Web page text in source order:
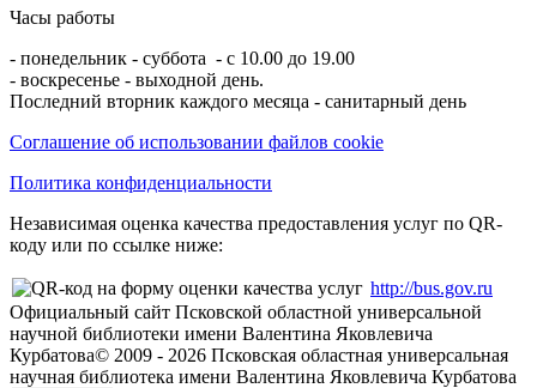
Часы работы
- понедельник - суббота - с 10.00 до 19.00
- воскресенье - выходной день.
Последний вторник каждого месяца - санитарный день
Соглашение об использовании файлов cookie
Политика конфиденциальности
Независимая оценка качества предоставления услуг по QR-
коду или по ссылке ниже:
http://bus.gov.ru
Официальный сайт Псковской областной универсальной
научной библиотеки имени Валентина Яковлевича
Курбатова© 2009 - 2026 Псковская областная универсальная
научная библиотека имени Валентина Яковлевича Курбатова